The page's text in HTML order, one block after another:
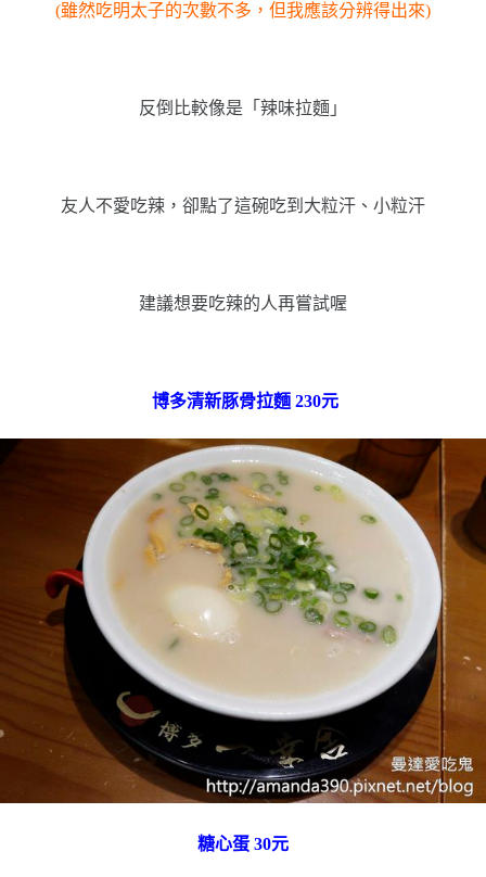
(雖然吃明太子的次數不多，但我應該分辨得出來)
反倒比較像是「辣味拉麵」
友人不愛吃辣，卻點了這碗吃到大粒汗、小粒汗
建議想要吃辣的人再嘗試喔
博多清新豚骨拉麵 230元
糖心蛋 30元